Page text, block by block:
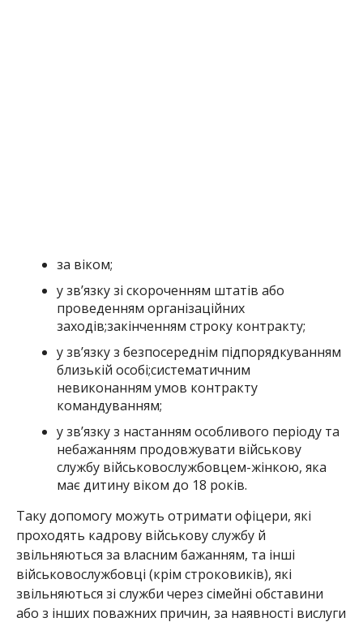
за віком;
у зв’язку зі скороченням штатів або
проведенням організаційних
заходів;закінченням строку контракту;
у зв’язку з безпосереднім підпорядкуванням
близькій особі;систематичним
невиконанням умов контракту
командуванням;
у зв’язку з настанням особливого періоду та
небажанням продовжувати військову
службу військовослужбовцем-жінкою, яка
має дитину віком до 18 років.
Таку допомогу можуть отримати офіцери, які
проходять кадрову військову службу й
звільняються за власним бажанням, та інші
військовослужбовці (крім строковиків), які
звільняються зі служби через сімейні обставини
або з інших поважних причин, за наявності вислуги